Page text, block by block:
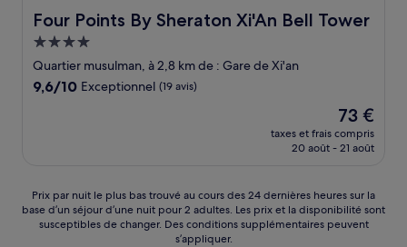
Four Points By Sheraton Xi'An Bell Tower
Four Points By Sheraton Xi'An Bell Tower
Hébergement
4.0 étoiles
Quartier musulman, à 2,8 km de : Gare de Xi'an
9.6
9,6/10 Exceptionnel (19 avis)
Le
nouveau
prix
73 €
73 €
taxes et frais compris
20 août - 21 août
Prix
par
nuit
Prix par nuit le plus bas trouvé au cours des 24 dernières heures sur la
base d’un séjour d’une nuit pour 2 adultes. Les prix et la disponibilité sont
susceptibles de changer. Des conditions supplémentaires peuvent
s’appliquer.